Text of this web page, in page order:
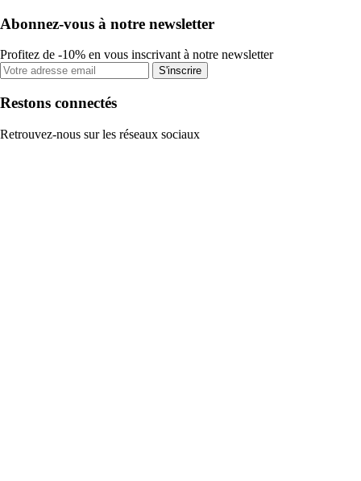
Abonnez-vous à notre newsletter
Profitez de -10% en vous inscrivant à notre newsletter
S'inscrire
Restons connectés
Retrouvez-nous sur les réseaux sociaux